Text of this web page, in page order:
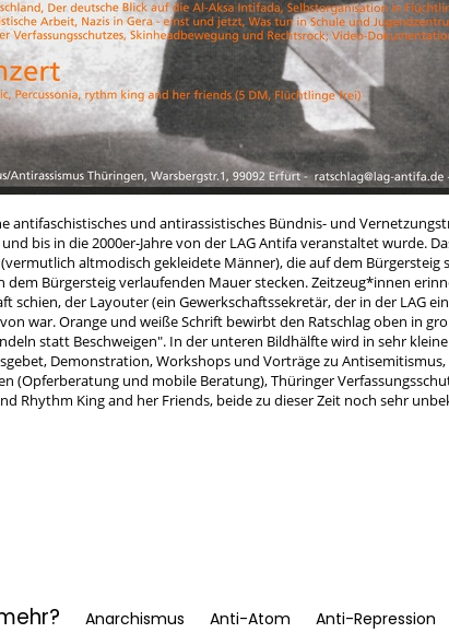
antifaschistisches und antirassistisches Bündnis- und
bis in die 2000er-Jahre von der LAG Antifa veranstaltet wurde.
altmodisch gekleidete Männer), die auf dem Bürgersteig
Bürgersteig verlaufenden Mauer stecken. Zeitzeug*innen
schien, der Layouter (ein Gewerkschaftssekretär, der in der LAG
war. Orange und weiße Schrift bewirbt den Ratschlag oben in
statt Beschweigen". In der unteren Bildhälfte wird in sehr
Demonstration, Workshops und Vorträge zu Antisemitismus,
(Opferberatung und mobile Beratung), Thüringer
Rhythm King and her Friends, beide zu dieser Zeit noch sehr
Anarchismus Anti-Atom Anti-Repression